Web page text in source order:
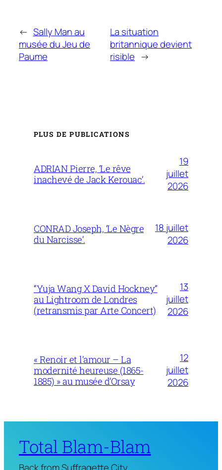
← Sally Man au
musée du Jeu de
Paume
La situation
britannique devient
risible →
PLUS DE PUBLICATIONS
ADRIAN Pierre, ‘Le rêve
inachevé de Jack Kerouac’.
19
juillet
2026
CONRAD Joseph, ‘Le Nègre
du Narcisse’.
18 juillet
2026
“Yuja Wang X David Hockney”
au Lightroom de Londres
(retransmis par Arte Concert)
13
juillet
2026
« Renoir et l’amour – La
modernité heureuse (1865-
1885) » au musée d’Orsay
12
juillet
2026
Total Blam-Blam